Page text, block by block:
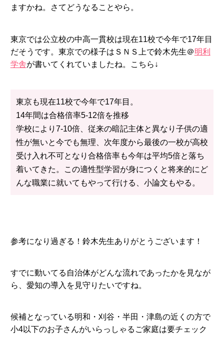
ますかね。さてどうなることやら。
東京では公立校の中高一貫校は現在11校で今年で17年目
だそうです。東京での様子はＳＮＳ上で鈴木先生＠明利
学舎が書いてくれていましたね。こちら↓
東京も現在11校で今年で17年目。
14年間は合格倍率5-12倍を推移
学校により7-10倍、従来の暗記主体と異なり子供の適
性が無いと今でも無理、次年度から最後の一校が高校
受け入れ不可となり合格倍率も今年は平均5倍と落ち
着いてきた。この適性型学習が身につくと将来的にど
んな職業に就いてもやって行ける、小論文もやる。
参考になり過ぎる！鈴木先生ありがとうございます！
すでに動いてる自治体がどんな流れであったかを見なが
ら、愛知の導入を見守りたいですね。
候補となっている明和・刈谷・半田・津島の近くの方で
小4以下のお子さんがいらっしゃるご家庭は要チェック